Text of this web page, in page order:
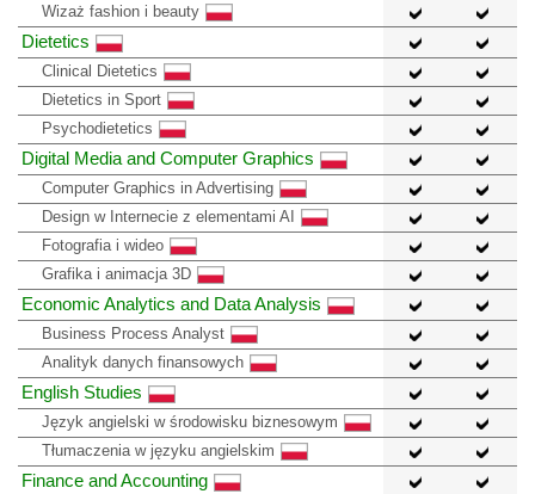
Wizaż fashion i beauty
Dietetics
Clinical Dietetics
Dietetics in Sport
Psychodietetics
Digital Media and Computer Graphics
Computer Graphics in Advertising
Design w Internecie z elementami AI
Fotografia i wideo
Grafika i animacja 3D
Economic Analytics and Data Analysis
Business Process Analyst
Analityk danych finansowych
English Studies
Język angielski w środowisku biznesowym
Tłumaczenia w języku angielskim
Finance and Accounting